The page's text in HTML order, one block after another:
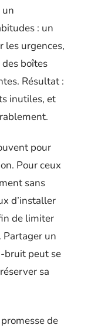
un
: un
les urgences,
boîtes
Résultat :
inutiles, et
pour
Pour ceux
sans
d’installer
de limiter
Partager un
bruit peut se
sa
de